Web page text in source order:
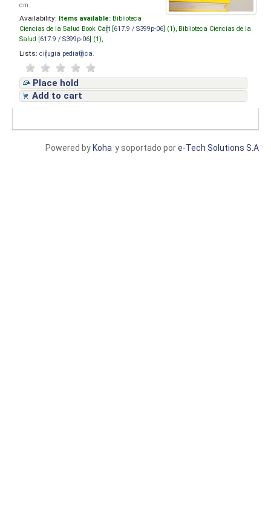
cm.
Availability: Items available: Biblioteca
Ciencias de la Salud Book Cart [ 617.9 / S399p-06 ] (1), Biblioteca Ciencias de la
Salud [ 617.9 / S399p-06 ] (1),
Lists: cirugia pediatrica
Place hold
Add to cart
y soportado pore-Tech Solutions S.A
Powered by Koha